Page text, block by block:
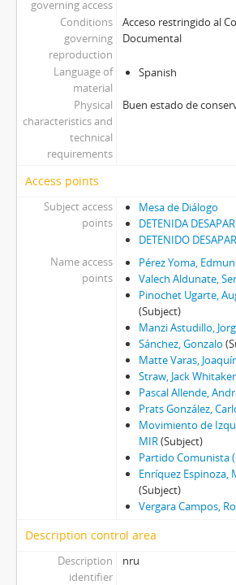
governing access
Conditions
governing
reproduction
Acceso restringido al
Documental
Language of
material
Spanish
Physical
characteristics and
technical
requirements
Buen estado de
Access points
Subject access
points
Mesa de Diálogo
DETENIDA
DETENIDO
Name access
points
Pérez Yoma,
Valech Aldunate,
Pinochet Ugarte,
(Subject)
Manzi Astudillo,
Sánchez, Gonzalo
Matte Varas,
Straw, Jack Whitaker
Pascal Allende,
Prats González,
Movimiento de
MIR(Subject)
Partido Comunista
Enríquez Espinoza,
(Subject)
Vergara Campos,
Description control area
Description
identifier
nru